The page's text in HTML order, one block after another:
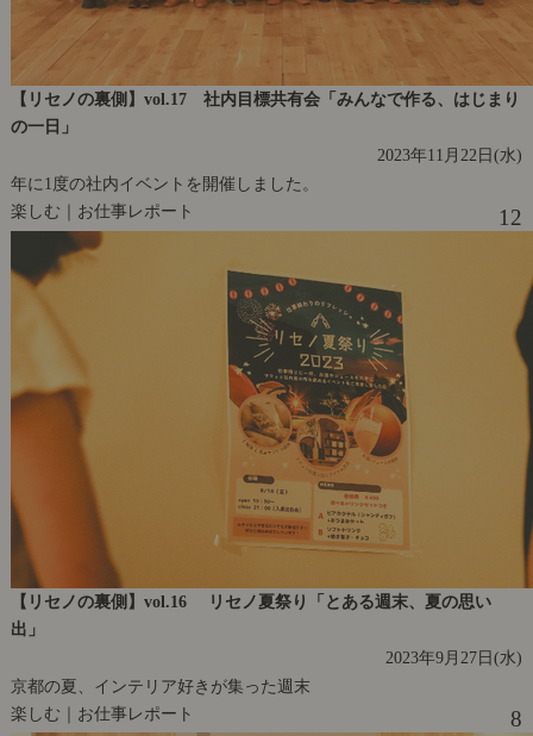
【リセノの裏側】vol.17 社内目標共有会「みんなで作る、はじまり
の一日」
2023年11月22日(水)
年に1度の社内イベントを開催しました。
楽しむ｜お仕事レポート
12
【リセノの裏側】vol.16 リセノ夏祭り「とある週末、夏の思い
出」
2023年9月27日(水)
京都の夏、インテリア好きが集った週末
楽しむ｜お仕事レポート
8